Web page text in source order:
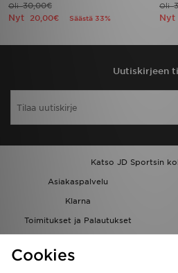
Oli30,00€
Nyt 20,00€ Säästä 33%
Oli
Nyt
Uutiskirjeen
Katso JD Sportsin
Asiakaspalvelu
Klarna
Toimitukset ja Palautukset
Löydä myymälä
Cookies